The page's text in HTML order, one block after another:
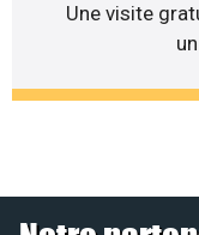
Une visite